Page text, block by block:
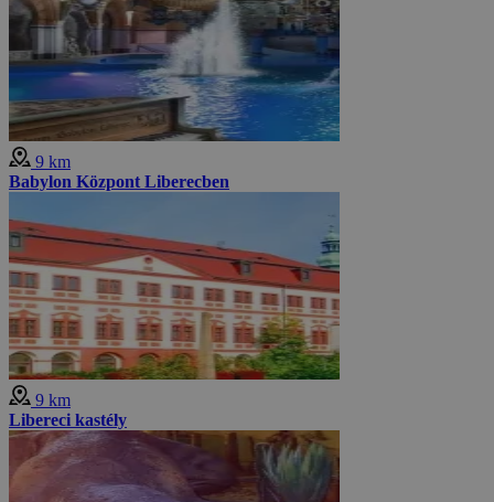
9 km
Babylon Központ Liberecben
9 km
Libereci kastély